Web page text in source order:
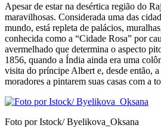
Apesar de estar na desértica região do
maravilhosas. Considerada uma das
mundo, está re­pleta de palácios,
conhecida como a “Cidade Rosa” por
avermelhado que determina o as­pecto
1856, quan­do a Índia ainda era uma
visita do príncipe Albert e, desde então,
moradores a pintarem suas casas com a
Foto por Istock/ Byelikova_Oksana